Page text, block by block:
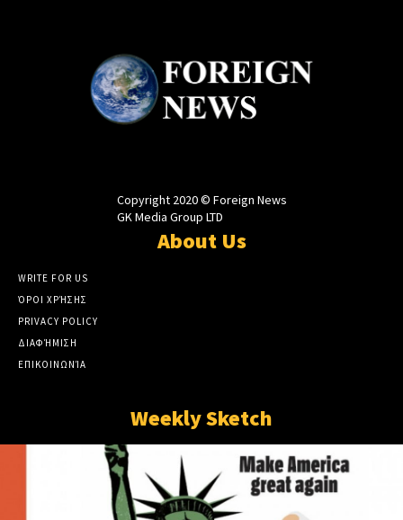
Copyright 2020 © Foreign News
GK Media Group LTD
About Us
WRITE FOR US
ΌΡΟΙ ΧΡΉΣΗΣ
PRIVACY POLICY
ΔΙΑΦΉΜΙΣΗ
ΕΠΙΚΟΙΝΩΝΊΑ
Weekly Sketch